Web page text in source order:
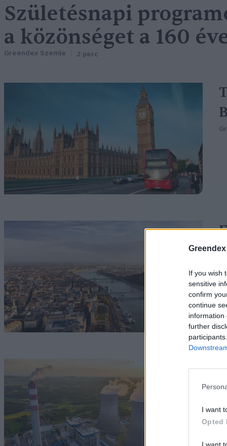
Greendex
If you wish
sensitive
confirm
continue
information
further
I want
Opted
I want
Születésnapi
a közönséget a 160
Greendex Szemle 2 perc